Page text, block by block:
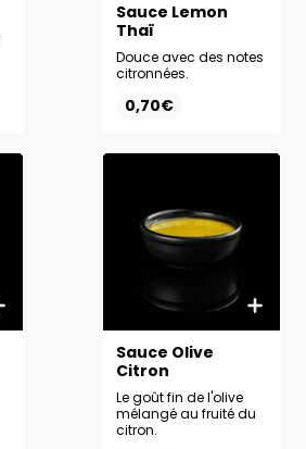
Sauce Lemon
Thaï
Douce avec des notes
citronnées.
0,70€
Sauce Olive
Citron
Le goût fin de l'olive
mélangé au fruité du
citron.